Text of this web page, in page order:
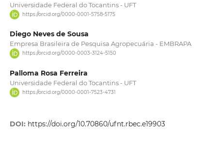
Universidade Federal do Tocantins - UFT
https://orcid.org/0000-0001-5758-5175
Diego Neves de Sousa
Empresa Brasileira de Pesquisa Agropecuária - EMBRAPA
https://orcid.org/0000-0003-3124-5150
Palloma Rosa Ferreira
Universidade Federal do Tocantins - UFT
https://orcid.org/0000-0001-7523-4731
DOI: https://doi.org/10.70860/ufnt.rbec.e19903